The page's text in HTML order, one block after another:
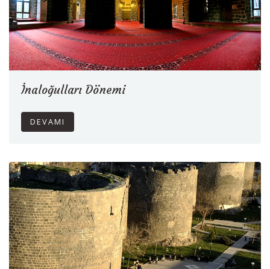
İnaloğulları Dönemi
DEVAMI